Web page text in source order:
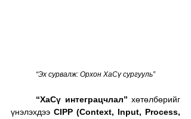
“Эх сурвалж: Орхон ХаСү сургууль”
“ХаСү интеграцчлал” хөтөлбөрийг
үнэлэхдээ CIPP (Context, Input, Process,